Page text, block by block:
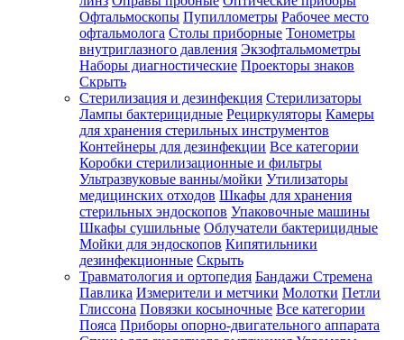
Офтальмоскопы Пупиллометры Рабочее место
офтальмолога Столы приборные Тонометры
внутриглазного давления Экзофтальмометры
Наборы диагностические Проекторы знаков
Скрыть
Стерилизация и дезинфекция Стерилизаторы
Лампы бактерицидные Рециркуляторы Камеры
для хранения стерильных инструментов
Контейнеры для дезинфекции Все категории
Коробки стерилизационные и фильтры
Ультразвуковые ванны/мойки Утилизаторы
медицинских отходов Шкафы для хранения
стерильных эндоскопов Упаковочные машины
Шкафы сушильные Облучатели бактерицидные
Мойки для эндоскопов Кипятильники
дезинфекционные Скрыть
Травматология и ортопедия Бандажи Стремена
Павлика Измерители и метчики Молотки Петли
Глиссона Повязки косыночные Все категории
Пояса Приборы опорно-двигательного аппарата